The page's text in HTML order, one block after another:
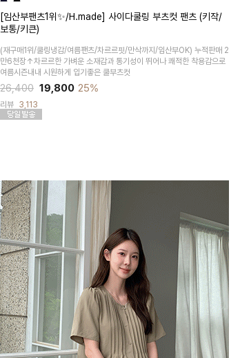
[임산부팬츠1위✨/H.made] 사이다쿨링 부츠컷 팬츠 (키작/
보통/키큰)
(재구매1위/쿨링냉감/여름팬츠/차르르핏/만삭까지/임산부OK) 누적판매 2
만6천장↑차르르한 가벼운 소재감과 통기성이 뛰어나 쾌적한 착용감으로
여름시즌내내 시원하게 입기좋은 쿨부츠컷
26,400 19,800 25%
리뷰 3,113